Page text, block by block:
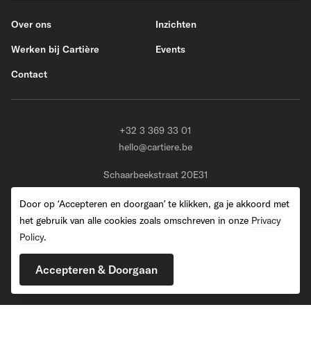
Over ons
Werken bij Cartière
Contact
Inzichten
Events
+32 3 369 33 01
hello@cartiere.be
Schaarbeekstraat 20E31
BE-9120 Melsele (Beveren)
2026 Cartiere. All Rights Reserved
Door op ‘Accepteren en doorgaan’ te klikken, ga je akkoord met
het gebruik van alle cookies zoals omschreven in onze Privacy
Policy.
Accepteren & Doorgaan